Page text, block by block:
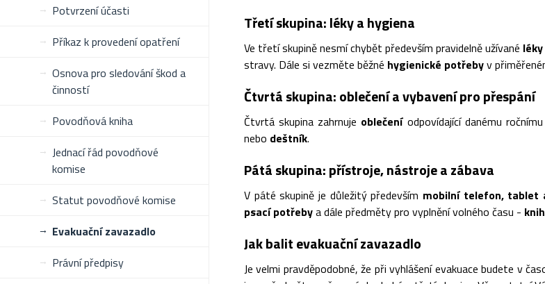
Potvrzení účasti
Příkaz k provedení opatření
Osnova pro sledování škod a
činností
Povodňová kniha
Jednací řád povodňové
komise
Statut povodňové komise
Evakuační zavazadlo
Právní předpisy
Třetí skupina: léky a hygiena
Ve třetí skupině nesmí chybět především pravidelně užívané léky
stravy. Dále si vezměte běžné hygienické potřebyv
Čtvrtá skupina: oblečení a vybavení pro přespání
Čtvrtá skupina zahrnuje oblečeníodpovídající danému
nebo deštník.
Pátá skupina: přístroje, nástroje a zábava
V páté skupině je důležitý především mobilní telefon, tablet
psací potřebya dále předměty pro vyplnění volného času -
Jak balit evakuační zavazadlo
Je velmi pravděpodobné, že při vyhlášení evakuace budete v